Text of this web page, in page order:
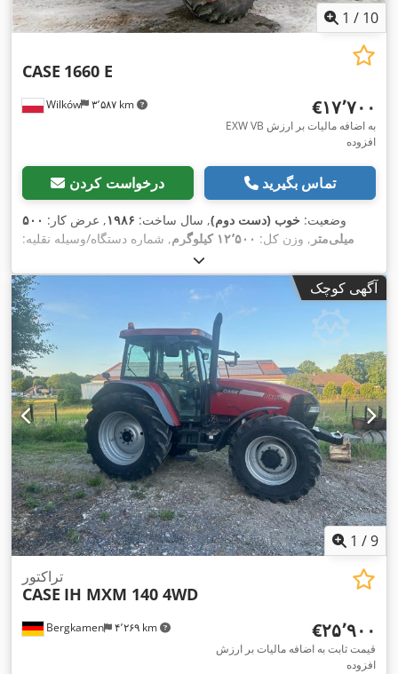
1 / 10
Wilków ۳٬۵۸۷ km
CASE 1660 E
‎€۱۷٬۷۰۰
EXW VB به اضافه مالیات بر ارزش
افزوده
درخواست کردن تماس بگیرید
وضعیت: خوب (دست دوم), سال ساخت: ۱۹۸۶, عرض کار: ۵۰۰
میلی‌متر , وزن کل: ۱۲٬۵۰۰ کیلوگرم
, شماره دستگاه/وسیله نقلیه:
آگهی کوچک
1 /9
Bergkamen ۴٬۲۶۹ km
تراکتور
CASE IH MXM 140 4WD
‎€۲۵٬۹۰۰
قیمت ثابت به اضافه مالیات بر ارزش
افزوده